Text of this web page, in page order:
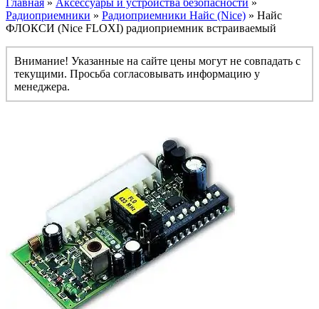
Главная » Аксессуары и устройства безопасности »
Радиоприемники » Радиоприемники Найс (Nice) » Найс
ФЛОКСИ (Nice FLOXI) радиоприемник встраиваемый
Внимание! Указанные на сайте цены могут не совпадать с
текущими. Просьба согласовывать информацию у
менеджера.